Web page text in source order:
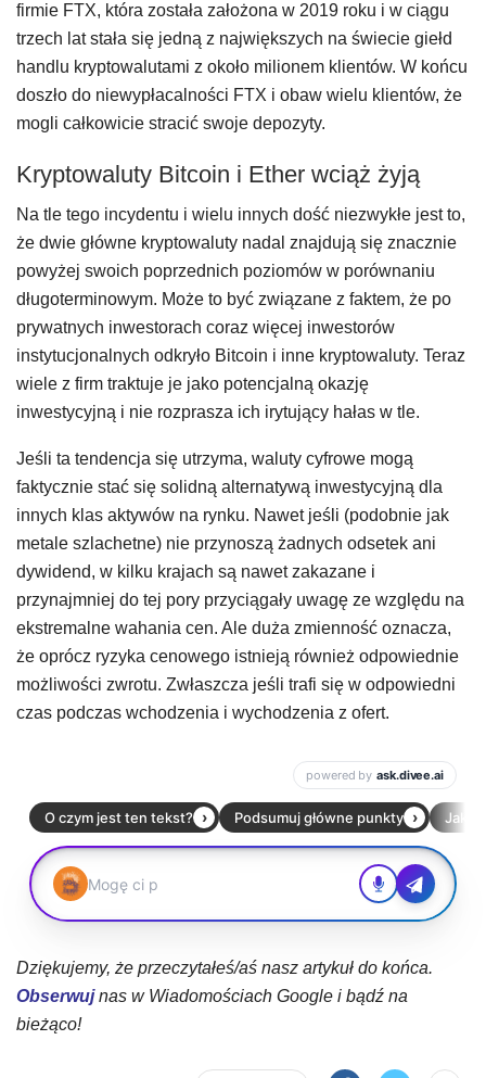
firmie FTX, która została założona w 2019 roku i w ciągu
trzech lat stała się jedną z największych na świecie giełd
handlu kryptowalutami z około milionem klientów. W końcu
doszło do niewypłacalności FTX i obaw wielu klientów, że
mogli całkowicie stracić swoje depozyty.
Kryptowaluty Bitcoin i Ether wciąż żyją
Na tle tego incydentu i wielu innych dość niezwykłe jest to,
że dwie główne kryptowaluty nadal znajdują się znacznie
powyżej swoich poprzednich poziomów w porównaniu
długoterminowym. Może to być związane z faktem, że po
prywatnych inwestorach coraz więcej inwestorów
instytucjonalnych odkryło Bitcoin i inne kryptowaluty. Teraz
wiele z firm traktuje je jako potencjalną okazję
inwestycyjną i nie rozprasza ich irytujący hałas w tle.
Jeśli ta tendencja się utrzyma, waluty cyfrowe mogą
faktycznie stać się solidną alternatywą inwestycyjną dla
innych klas aktywów na rynku. Nawet jeśli (podobnie jak
metale szlachetne) nie przynoszą żadnych odsetek ani
dywidend, w kilku krajach są nawet zakazane i
przynajmniej do tej pory przyciągały uwagę ze względu na
ekstremalne wahania cen. Ale duża zmienność oznacza,
że ​​oprócz ryzyka cenowego istnieją również odpowiednie
możliwości zwrotu. Zwłaszcza jeśli trafi się w odpowiedni
czas podczas wchodzenia i wychodzenia z ofert.
Dziękujemy, że przeczytałeś/aś nasz artykuł do końca.
Obserwujnas w Wiadomościach Google i bądź na
bieżąco!